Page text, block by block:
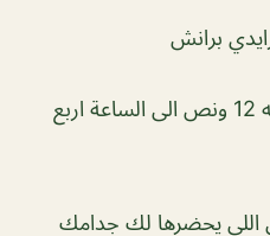
برانش
اللي اهو بوفيه يبدأ من الساعه 12 ونص الى الساعة اربع
يحضرها لك جدامك